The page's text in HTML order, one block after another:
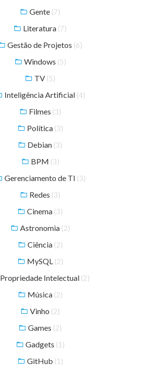
Gente (7)
Literatura (7)
Gestão de Projetos (6)
Windows (5)
TV (5)
Inteligência Artificial (4)
Filmes (3)
Política (3)
Debian (3)
BPM (3)
Gerenciamento de TI (3)
Redes (3)
Cinema (3)
Astronomia (2)
Ciência (2)
MySQL (2)
Propriedade Intelectual (2)
Música (2)
Vinho (2)
Games (2)
Gadgets (1)
GitHub (1)